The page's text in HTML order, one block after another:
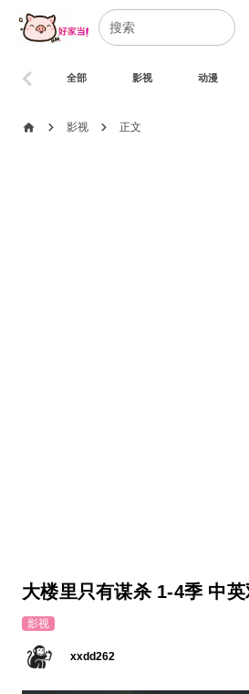
全部 影视 动漫
chevron_left
home chevron_right 影视 chevron_right 正文
大楼里只有谋杀 1-4季 中
影视
xxdd262